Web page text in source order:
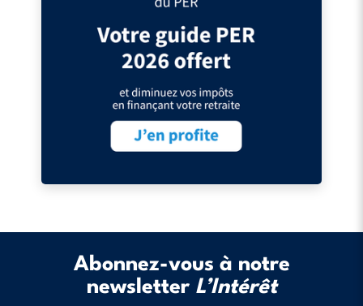
Abonnez-vous à notre
newsletter L’Intérêt